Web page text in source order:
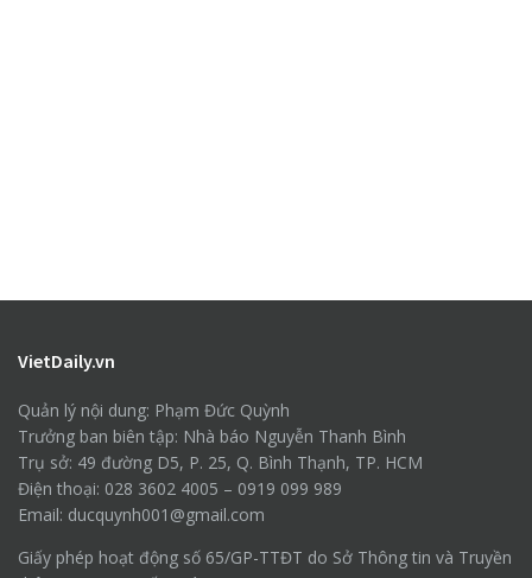
VietDaily.vn
Quản lý nội dung: Phạm Đức Quỳnh
Trưởng ban biên tập: Nhà báo Nguyễn Thanh Bình
Trụ sở: 49 đường D5, P. 25, Q. Bình Thạnh, TP. HCM
Điện thoại: 028 3602 4005 – 0919 099 989
Email: ducquynh001@gmail.com
Giấy phép hoạt động số 65/GP-TTĐT do Sở Thông tin và Truyền